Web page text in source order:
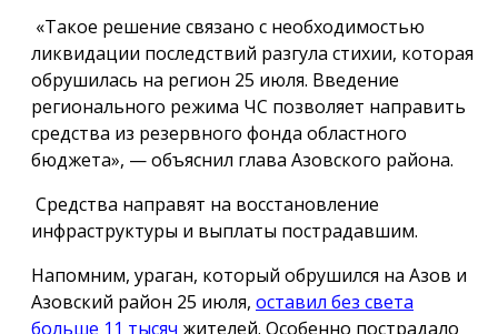
«Такое решение связано с необходимостью
ликвидации последствий разгула стихии, которая
обрушилась на регион 25 июля. Введение
регионального режима ЧС позволяет направить
средства из резервного фонда областного
бюджета», — объяснил глава Азовского района.
Средства направят на восстановление
инфраструктуры и выплаты пострадавшим.
Напомним, ураган, который обрушился на Азов и
Азовский район 25 июля, оставил без света
больше 11 тысяч жителей. Особенно пострадало